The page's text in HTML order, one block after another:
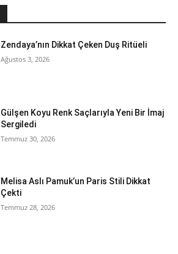
Zendaya’nın Dikkat Çeken Duş Ritüeli
Ağustos 3, 2026
Gülşen Koyu Renk Saçlarıyla Yeni Bir İmaj
Sergiledi
Temmuz 30, 2026
Melisa Aslı Pamuk’un Paris Stili Dikkat
Çekti
Temmuz 28, 2026